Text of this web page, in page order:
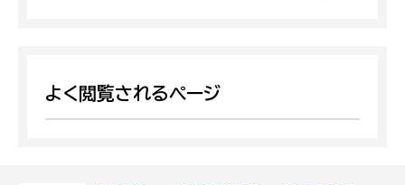
よく閲覧されるページ